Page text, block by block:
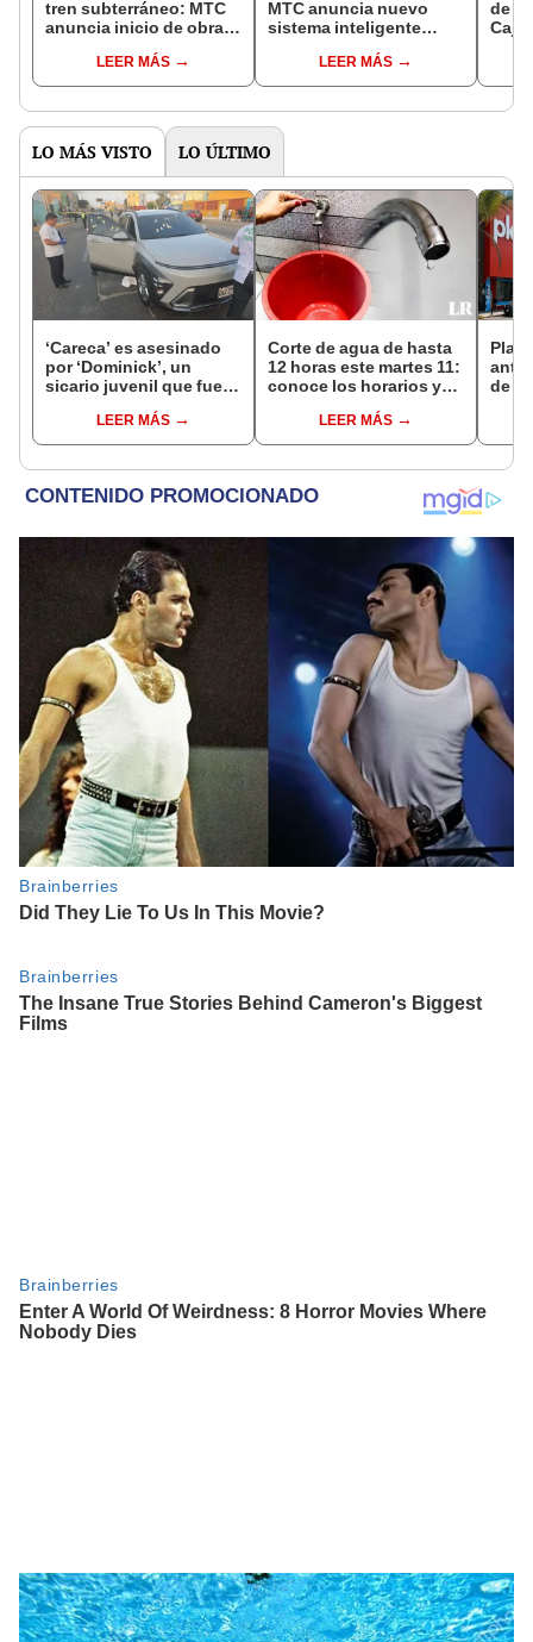
tren subterráneo: MTC
anuncia inicio de obras
estaciones de la Línea 4
LEER MÁS
MTC anuncia nuevo
sistema inteligente
LEER MÁS
de
LO MÁS VISTO LO ÚLTIMO
‘Careca’ es asesinado
por ‘Dominick’, un
sicario juvenil que fue
LEER MÁS
Corte de agua de hasta
12 horas este martes 11:
conoce los horarios y
Miraflores, SJL, Los
Olivos y más
LEER MÁS
de